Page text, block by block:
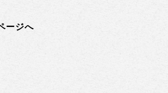
ージへ